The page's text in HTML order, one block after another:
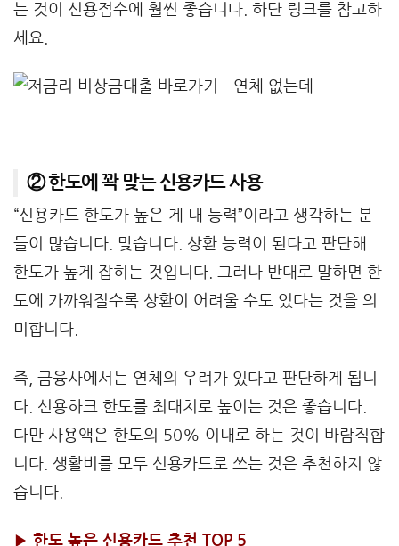
는 것이 신용점수에 훨씬 좋습니다. 하단 링크를 참고하
세요.
② 한도에 꽉 맞는 신용카드 사용
“신용카드 한도가 높은 게 내 능력”이라고 생각하는 분
들이 많습니다. 맞습니다. 상환 능력이 된다고 판단해
한도가 높게 잡히는 것입니다. 그러나 반대로 말하면 한
도에 가까워질수록 상환이 어려울 수도 있다는 것을 의
미합니다.
즉, 금융사에서는 연체의 우려가 있다고 판단하게 됩니
다. 신용하크 한도를 최대치로 높이는 것은 좋습니다.
다만 사용액은 한도의 50% 이내로 하는 것이 바람직합
니다. 생활비를 모두 신용카드로 쓰는 것은 추천하지 않
습니다.
▶ 한도 높은 신용카드 추천 TOP 5